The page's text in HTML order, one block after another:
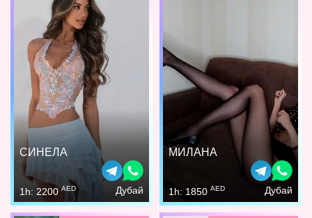
СИНЕЛА
1h: 2200AED Дубай
МИЛАНА
1h: 1850 AED Дубай